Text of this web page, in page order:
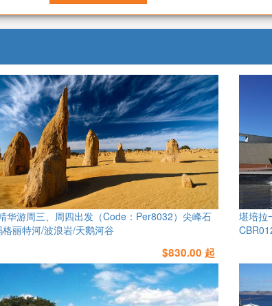
华游周三、周四出发（Code：Per8032）尖峰石
格丽特河/波浪岩/天鹅河谷
$830.00 起
堪培拉